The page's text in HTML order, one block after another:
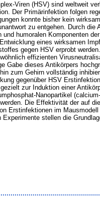
Viren (HSV) sind weltweit
Der Primärinfektion folgen
konnte bisher kein
zu entgehen. Durch
humoralen Komponenten
eines wirksamen
gegen HSV erprobt
effizienten
Gabe dieses Antikörpers
zum Gehirn vollständig
gegenüber HSV
zur Induktion einer
Nanopartikel
Die Effektivität der auf
Erstinfektionen im
stellen die